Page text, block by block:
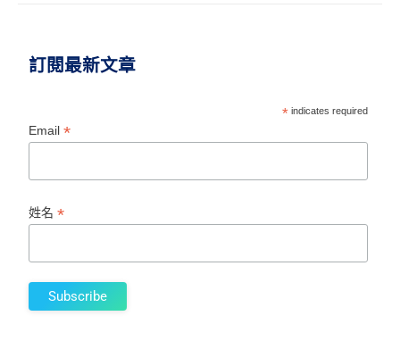
訂閱最新文章
* indicates required
Email*
姓名*